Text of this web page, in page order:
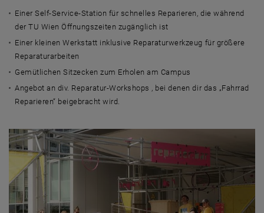
Einer Self-Service-Station für schnelles Reparieren, die während
der TU Wien Öffnungszeiten zugänglich ist
Einer kleinen Werkstatt inklusive Reparaturwerkzeug für größere
Reparaturarbeiten
Gemütlichen Sitzecken zum Erholen am Campus
Angebot an div. Reparatur-Workshops , bei denen dir das „Fahrrad
Reparieren“ beigebracht wird.